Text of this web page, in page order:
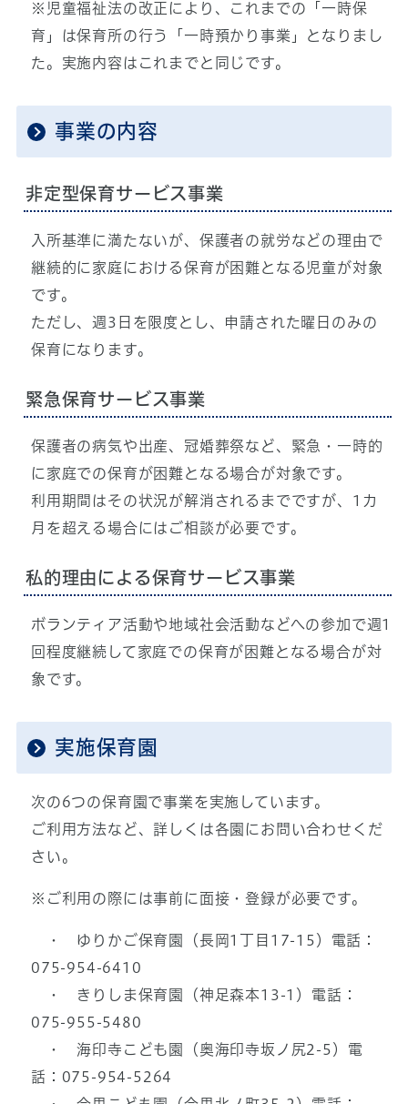
※児童福祉法の改正により、これまでの「一時保
育」は保育所の行う「一時預かり事業」となりまし
た。実施内容はこれまでと同じです。
事業の内容
非定型保育サービス事業
入所基準に満たないが、保護者の就労などの理由で
継続的に家庭における保育が困難となる児童が対象
です。
ただし、週3日を限度とし、申請された曜日のみの
保育になります。
緊急保育サービス事業
保護者の病気や出産、冠婚葬祭など、緊急・一時的
に家庭での保育が困難となる場合が対象です。
利用期間はその状況が解消されるまでですが、1カ
月を超える場合にはご相談が必要です。
私的理由による保育サービス事業
ボランティア活動や地域社会活動などへの参加で週1
回程度継続して家庭での保育が困難となる場合が対
象です。
実施保育園
次の6つの保育園で事業を実施しています。
ご利用方法など、詳しくは各園にお問い合わせくだ
さい。
※ご利用の際には事前に面接・登録が必要です。
・ ゆりかご保育園（長岡1丁目17-15）電話：
075-954-6410
・ きりしま保育園（神足森本13-1）電話：
075-955-5480
・ 海印寺こども園（奥海印寺坂ノ尻2-5）電
話：075-954-5264